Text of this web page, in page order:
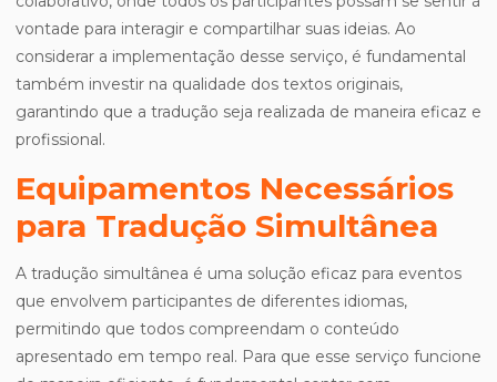
vontade para interagir e compartilhar suas ideias. Ao
considerar a implementação desse serviço, é fundamental
também investir na qualidade dos textos originais,
garantindo que a tradução seja realizada de maneira eficaz e
profissional.
Equipamentos Necessários
para Tradução Simultânea
A tradução simultânea é uma solução eficaz para eventos
que envolvem participantes de diferentes idiomas,
permitindo que todos compreendam o conteúdo
apresentado em tempo real. Para que esse serviço funcione